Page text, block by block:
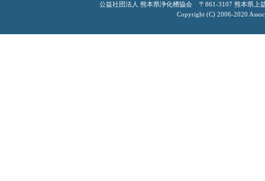
公益社団法人 熊本県浄化槽協会 〒861-3107 熊本県
Copyright (C) 2006-2020